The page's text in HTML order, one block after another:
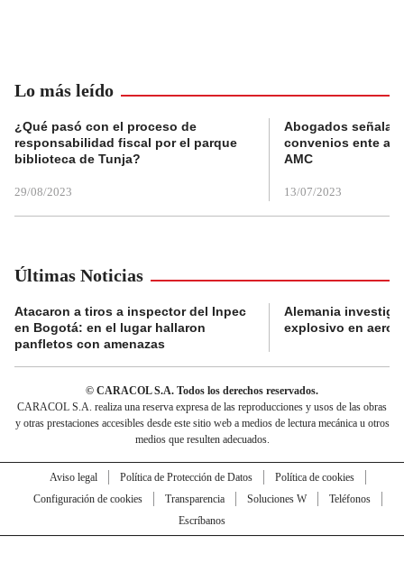
Lo más leído
¿Qué pasó con el proceso de
responsabilidad fiscal por el parque
biblioteca de Tunja?
29/08/2023
Abogados
convenios ente
AMC
13/07/2023
Últimas Noticias
Atacaron a tiros a inspector del Inpec
en Bogotá: en el lugar hallaron
panfletos con amenazas
Alemania
explosivo en
© CARACOL S.A. Todos los derechos reservados.
CARACOL S.A. realiza una reserva expresa de las reproducciones y usos de las obras
y otras prestaciones accesibles desde este sitio web a medios de lectura mecánica u otros
medios que resulten adecuados.
Aviso legal Política de Protección de Datos
Política de cookies
Configuración de cookies
Transparencia Soluciones W
Teléfonos
Escríbanos